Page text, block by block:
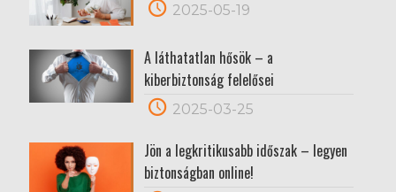
2025-05-19
A láthatatlan hősök – a
kiberbiztonság felelősei
2025-03-25
Jön a legkritikusabb időszak – legyen
biztonságban online!